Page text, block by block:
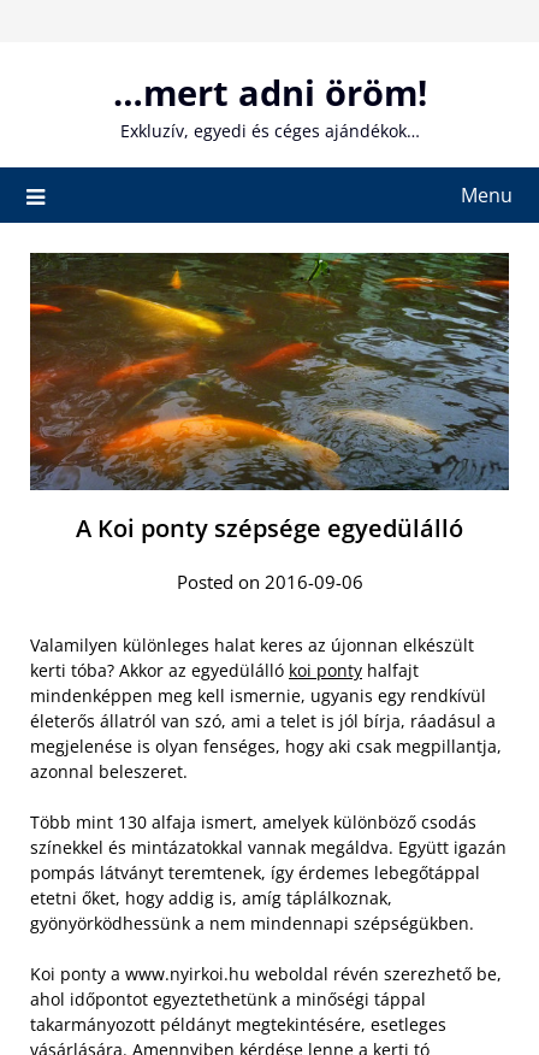
…mert adni öröm!
Exkluzív, egyedi és céges ajándékok…
Menu
A Koi ponty szépsége egyedülálló
Posted on 2016-09-06
Valamilyen különleges halat keres az újonnan elkészült
kerti tóba? Akkor az egyedülálló koi ponty halfajt
mindenképpen meg kell ismernie, ugyanis egy rendkívül
életerős állatról van szó, ami a telet is jól bírja, ráadásul a
megjelenése is olyan fenséges, hogy aki csak megpillantja,
azonnal beleszeret.
Több mint 130 alfaja ismert, amelyek különböző csodás
színekkel és mintázatokkal vannak megáldva. Együtt igazán
pompás látványt teremtenek, így érdemes lebegőtáppal
etetni őket, hogy addig is, amíg táplálkoznak,
gyönyörködhessünk a nem mindennapi szépségükben.
Koi ponty a www.nyirkoi.hu weboldal révén szerezhető be,
ahol időpontot egyeztethetünk a minőségi táppal
takarmányozott példányt megtekintésére, esetleges
vásárlására. Amennyiben kérdése lenne a kerti tó